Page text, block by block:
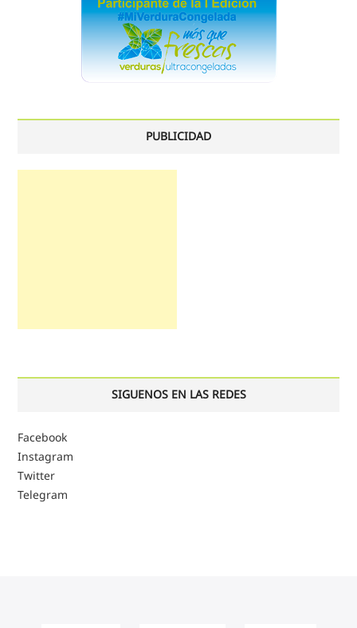
PUBLICIDAD
SIGUENOS EN LAS REDES
Facebook
Instagram
Twitter
Telegram